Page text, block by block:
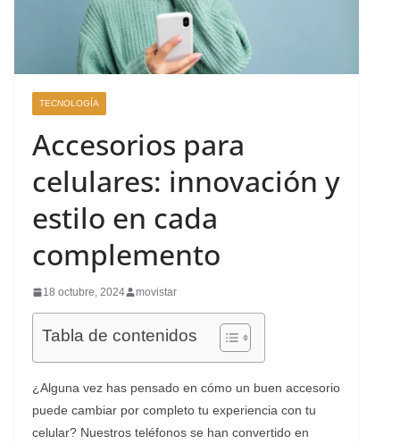
TECNOLOGÍA
Accesorios para
celulares: innovación y
estilo en cada
complemento
18 octubre, 2024 movistar
Tabla de contenidos
¿Alguna vez has pensado en cómo un buen accesorio
puede cambiar por completo tu experiencia con tu
celular? Nuestros teléfonos se han convertido en